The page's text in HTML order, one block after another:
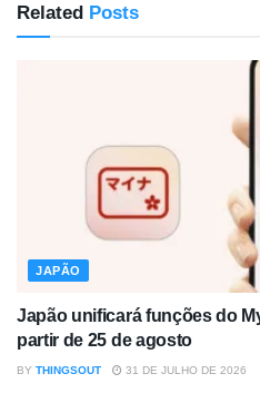
Related Posts
JAPÃO
Japão unificará funções do
partir de 25 de agosto
BY THINGSOUT 31 DE JULHO DE 2026